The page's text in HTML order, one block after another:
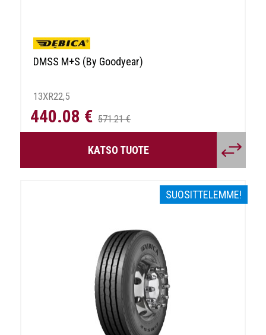
DMSS M+S (By Goodyear)
13XR22,5
440.08 € 571.21 €
KATSO TUOTE
SUOSITTELEMME!